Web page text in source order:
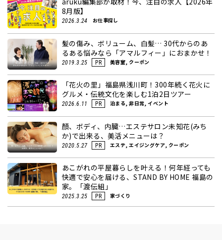
8月版】
2026.3.24 お仕事探し
髪の傷み、ボリューム、白髪… 30代からのあ
るある悩みなら「アマルフィー」におまかせ！
2019.3.25 PR 美容室, クーポン
「花火の里」福島県浅川町！300年続く花火に
グルメ・伝統文化を楽しむ1泊2日ツアー
2026.6.11 PR 泊まる, 非日常, イベント
顏、ボディ、内臓…エステサロン未知花(みち
か)で出来る、美活メニューは？
2020.5.27 PR エステ, エイジングケア, クーポン
あこがれの平屋暮らしを叶える！何年経っても
快適で安心を届ける、STAND BY HOME 福島の
家。「渡伝組」
2025.3.25 PR 家づくり